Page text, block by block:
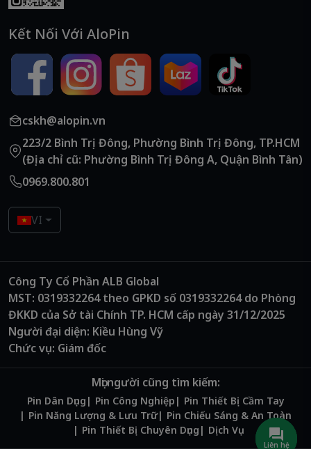
Kết Nối Với AloPin
cskh@alopin.vn
223/2 Bình Trị Đông, Phường Bình Trị Đông, TP.HCM
(Địa chỉ cũ: Phường Bình Trị Đông A, Quận Bình Tân)
0969.800.801
VI
Công Ty Cổ Phần ALB Global
MST: 0319332264 theo GPKD số 0319332264 do Phòng
ĐKKD của Sở tài Chính TP. HCM cấp ngày 31/12/2025
Người đại diện: Kiều Hùng Vỹ
Chức vụ: Giám đốc
Mọi người cũng tìm kiếm:
Pin Dân Dụng Pin Công Nghiệp
Pin Thiết Bị Cầm Tay
Pin Năng Lượng & Lưu Trữ
Pin Chiếu Sáng & An Toàn
Pin Thiết Bị Chuyên Dụng
Dịch Vụ
Liên hệ